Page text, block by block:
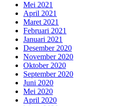
Mei 2021
April 2021
Maret 2021
Februari 2021
Januari 2021
Desember 2020
November 2020
Oktober 2020
September 2020
Juni 2020
Mei 2020
April 2020